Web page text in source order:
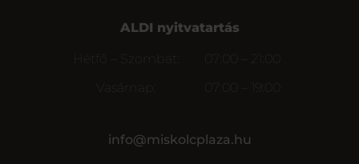
ALDI nyitvatartás
Hétfő – Szombat:
07:00 – 21:00
Vasárnap:
info@miskolcplaza.hu